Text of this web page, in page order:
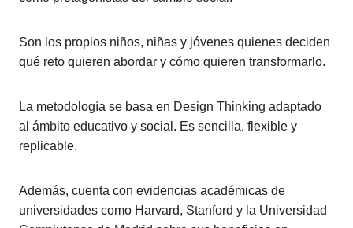
Son los propios niños, niñas y jóvenes quienes deciden
qué reto quieren abordar y cómo quieren transformarlo.
La metodología se basa en Design Thinking adaptado
al ámbito educativo y social. Es sencilla, flexible y
replicable.
Además, cuenta con evidencias académicas de
universidades como Harvard, Stanford y la Universidad